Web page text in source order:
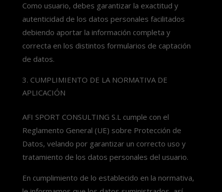
Como usuario, debes garantizar la exactitud y
autenticidad de los datos personales facilitados
debiendo aportar la información completa y
correcta en los distintos formularios de captación
de datos.
CUMPLIMIENTO DE LA NORMATIVA DE
APLICACIÓN
AFI SPORT CONSULTING S.L cumple con el
Reglamento General (UE) sobre Protección de
Datos, velando por garantizar un correcto uso y
tratamiento de los datos personales del usuario.
En cumplimiento de lo establecido en la normativa,